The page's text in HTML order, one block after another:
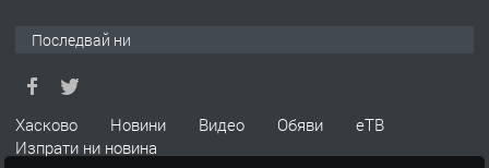
Последвай ни
Хасково Новини Видео Обяви
еТВ
Изпрати ни новина